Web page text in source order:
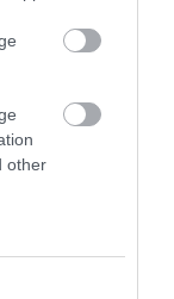
other
a
valamint a
hogy végső
akik velünk
a közelgő
légitársaság